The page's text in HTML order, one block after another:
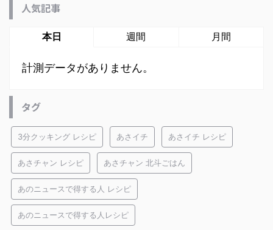
人気記事
本日 週間 月間
計測データがありません。
タグ
3分クッキング レシピ あさイチ あさイチ レシピ
あさチャン レシピ あさチャン 北斗ごはん
あのニュースで得する人 レシピ
あのニュースで得する人レシピ